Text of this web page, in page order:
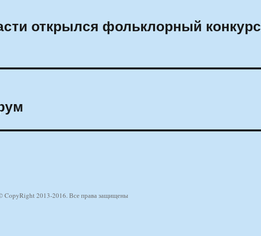
открылся фольклорный конкурс
CopyRight 2013-2016. Все права защищены